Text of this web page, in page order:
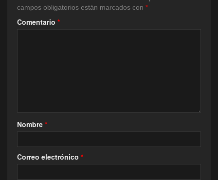
campos obligatorios están marcados con *
Comentario *
Nombre *
Correo electrónico *